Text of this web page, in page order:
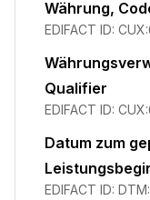
Währung,
EDIFACT ID:
Qualifier
EDIFACT ID:
Datum zum
EDIFACT ID: